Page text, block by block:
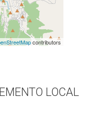
contributors
LOCAL